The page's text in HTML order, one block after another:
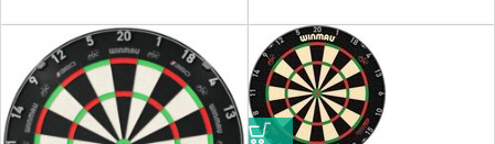
€89.95 Incl. BTW